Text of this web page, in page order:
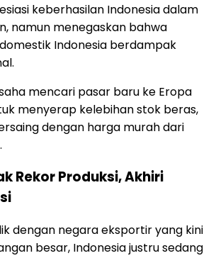
keberhasilan Indonesia dalam
namun menegaskan bahwa
Indonesia berdampak
mencari pasar baru ke Eropa
menyerap kelebihan stok beras,
dengan harga murah dari
Rekor Produksi, Akhiri
dengan negara eksportir yang kini
besar, Indonesia justru sedang